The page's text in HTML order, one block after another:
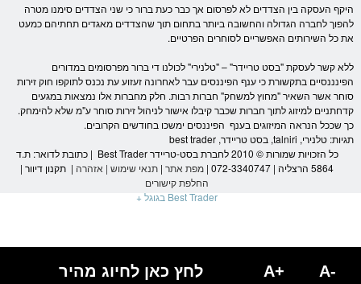
היקף העסקה בין הצדדים לא לפרסום אך כבר כעת ברור כי שני הצדדים סימנו מטרה
להפוך לחברה הגדולה והחשובה ביותר בתחום תוך שהצדדים מאגדים תחתיהם כמעט
את כל השירותים האפשריים לסוחרים הפרטיים.
ללא קשר לעסקת "בסט טריידר" – "טלנירי" לכולנו די ברור מפרסומים במדורים
הפינננסיים בתקשורת כי ענף הפיננסים עבר לאחרונה זעזוע עת נכנס לתוקפו חוק זירות
סוחר אשר השאיר "מחוץ למשחק" חברות רבות. חלק מחברות אלו נמצאות במגעים
קדחתניים למיזוג לתוך חברות שכבר קיבלו אישור לניהול זירות סוחר ע"מ שלא להימחק.
כך שככל הנראה המיזוגים בענף הפיננסים ימשכו בחודשים הקרובים.
תגיות: טלנירי, talniri, בסט טריידר, best trader
כל הזכויות שמורות © 2010 לחברת בסט-טריידר Best Trader | כתובת לדואר: ת.ד
5864 הרצליה | 072-3340747 |
מפת אתר | תנאי שימוש | אזהרה | תקנון דיוור |
החלפת קישורים
Best Trader בגוגל +
לחץ כאן לחיוג מהיר A+ A-